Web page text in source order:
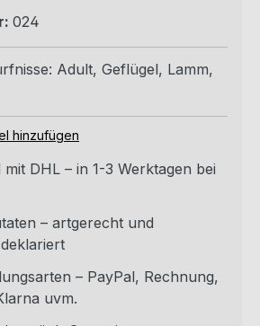
024
Adult, Geflügel, Lamm,
hinzufügen
DHL – in 1-3 Werktagen bei
– artgerecht und
– PayPal, Rechnung,
uvm.